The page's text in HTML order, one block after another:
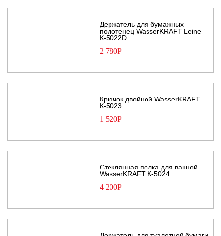
Держатель для бумажных
полотенец WasserKRAFT Leine
К-5022D
2 780Р
Крючок двойной WasserKRAFT
К-5023
1 520Р
Стеклянная полка для ванной
WasserKRAFT К-5024
4 200Р